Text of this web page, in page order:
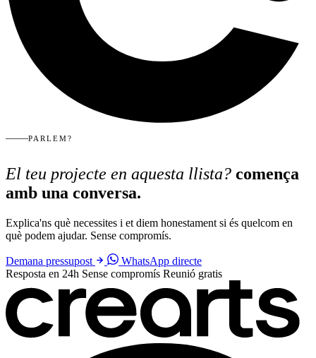
PARLEM?
El teu projecte en aquesta llista? comença
amb una conversa.
Explica'ns què necessites i et diem honestament si és quelcom en
què podem ajudar. Sense compromís.
Demana pressupost
WhatsApp directe
Resposta en 24h Sense compromís Reunió gratis